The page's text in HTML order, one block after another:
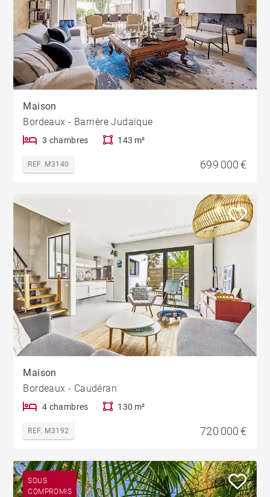
Maison
Bordeaux - Barrière Judaïque
3 chambres 143 m²
REF. M3140 699 000 €
Maison
Bordeaux - Caudéran
4 chambres 130 m²
REF. M3192 720 000 €
SOUS
COMPROMIS